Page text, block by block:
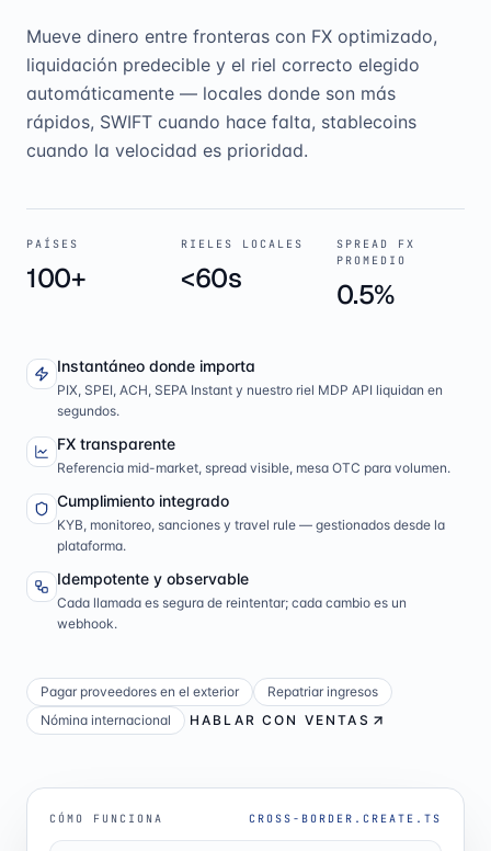
Mueve dinero entre fronteras con FX optimizado,
liquidación predecible y el riel correcto elegido
automáticamente — locales donde son más
rápidos, SWIFT cuando hace falta, stablecoins
cuando la velocidad es prioridad.
PAÍSES
100+
RIELES LOCALES
<60s
SPREAD FX
PROMEDIO
0.5%
Instantáneo donde importa
PIX, SPEI, ACH, SEPA Instant y nuestro riel MDP API liquidan en
segundos.
FX transparente
Referencia mid-market, spread visible, mesa OTC para volumen.
Cumplimiento integrado
KYB, monitoreo, sanciones y travel rule — gestionados desde la
plataforma.
Idempotente y observable
Cada llamada es segura de reintentar; cada cambio es un
webhook.
Pagar proveedores en el exterior
Repatriar ingresos
Nómina internacional
HABLAR CON VENTAS
CÓMO FUNCIONA CROSS-BORDER.CREATE.TS